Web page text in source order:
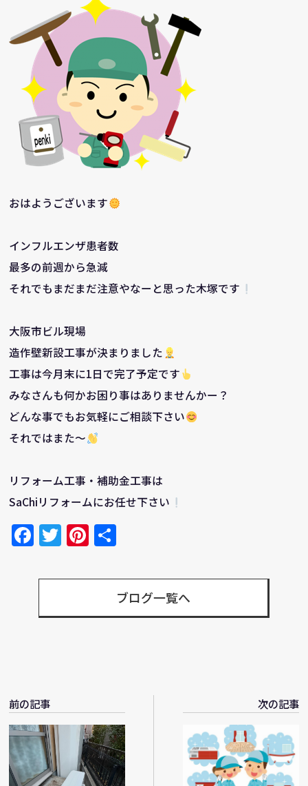
おはようございます
インフルエンザ患者数
最多の前週から急減
それでもまだまだ注意やなーと思った木塚です
大阪市ビル現場
造作壁新設工事が決まりました
工事は今月末に1日で完了予定です
みなさんも何かお困り事はありませんかー？
どんな事でもお気軽にご相談下さい
それではまた～
リフォーム工事・補助金工事は
SaChiリフォームにお任せ下さい
Facebook
TwitterPinterest
ブログ一覧へ
前の記事 次の記事